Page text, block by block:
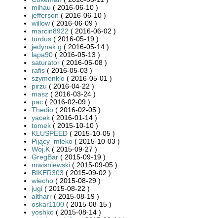
mihau ( 2016-06-10 )
jefferson ( 2016-06-10 )
willow ( 2016-06-09 )
marcin8922 ( 2016-06-02 )
turdus ( 2016-05-19 )
jedynak.g ( 2016-05-14 )
lapa90 ( 2016-05-13 )
saturator ( 2016-05-08 )
rafis ( 2016-05-03 )
szymonklo ( 2016-05-01 )
pirzu ( 2016-04-22 )
masz ( 2016-03-24 )
pac ( 2016-02-09 )
Thedio ( 2016-02-05 )
yacek ( 2016-01-14 )
tomek ( 2015-10-10 )
KLUSPEED ( 2015-10-05 )
Pijący_mleko ( 2015-10-03 )
Woj.K ( 2015-09-27 )
GregBar ( 2015-09-19 )
mwisniewski ( 2015-09-05 )
BIKER303 ( 2015-09-02 )
wiecho ( 2015-08-29 )
jugi ( 2015-08-22 )
altharr ( 2015-08-19 )
oskar1100 ( 2015-08-15 )
yoshko ( 2015-08-14 )